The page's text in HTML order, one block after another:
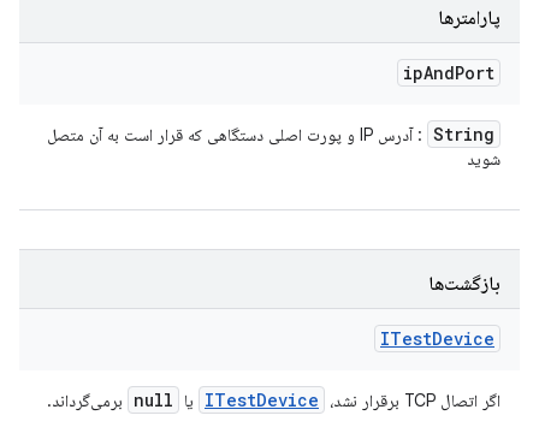
پارامترها
ipAndPort
String
: آدرس IP و پورت اصلی دستگاهی که قرار است به آن متصل
شوید
بازگشت‌ها
ITestDevice
اگر اتصال TCP برقرار نشد، ITestDevice یا null برمی‌گرداند.